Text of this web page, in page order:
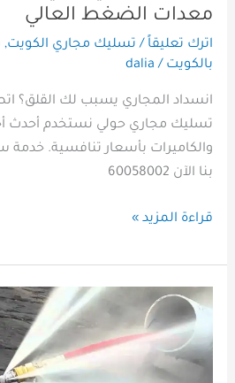
معدات الضغط العالي
اترك تعليقاً / تسليك مجاري الكويت,
بالكويت /
dalia
انسداد المجاري يسبب لك القلق؟
تسليك مجاري حولي نستخدم أحدث
بنا الآن 60058002
قراءة المزيد »
أفضل
خدمة
تسليك
المجاري